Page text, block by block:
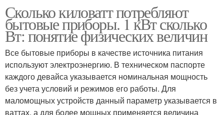
Сколько киловатт потребляют
бытовые приборы. 1 кВт сколько
Вт: понятие физических величин
Все бытовые приборы в качестве источника питания
используют электроэнергию. В техническом паспорте
каждого девайса указывается номинальная мощность
без учета условий и режимов его работы. Для
маломощных устройств данный параметр указывается в
ваттах, а для более мощных применяется величина